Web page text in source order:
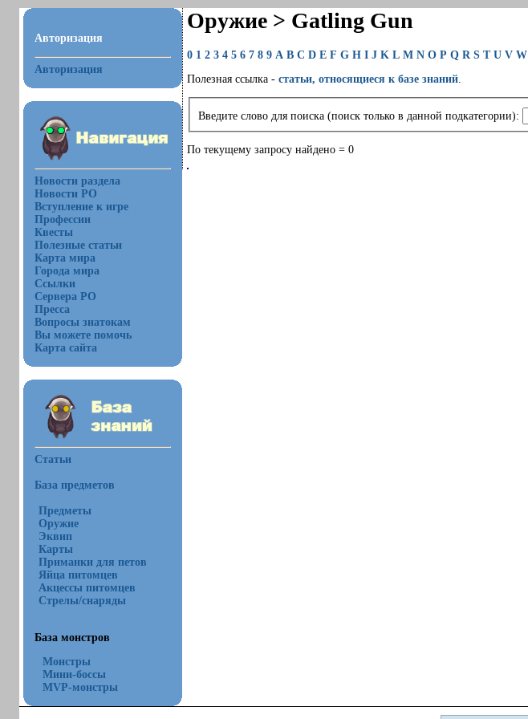
Авторизация
Авторизация
Новости раздела
Новости РО
Вступление к игре
Профессии
Квесты
Полезные статьи
Карта мира
Города мира
Ссылки
Сервера РО
Пресса
Вопросы знатокам
Вы можете помочь
Карта сайта
Статьи
База предметов
Предметы
Оружие
Эквип
Карты
Приманки для петов
Яйца питомцев
Акцессы питомцев
Стрелы/снаряды
База монстров
Монстры
Мини-боссы
MVP-монстры
Оружие > Gatling Gun
0 1 2 3 4 5 6 7 8 9 A B C D E F G H I J K L M N O P Q R S T U V W
Полезная ссылка - статьи, относящиеся к базе знаний.
Введите слово для поиска (поиск только в данной подкатегории):
По текущему запросу найдено = 0